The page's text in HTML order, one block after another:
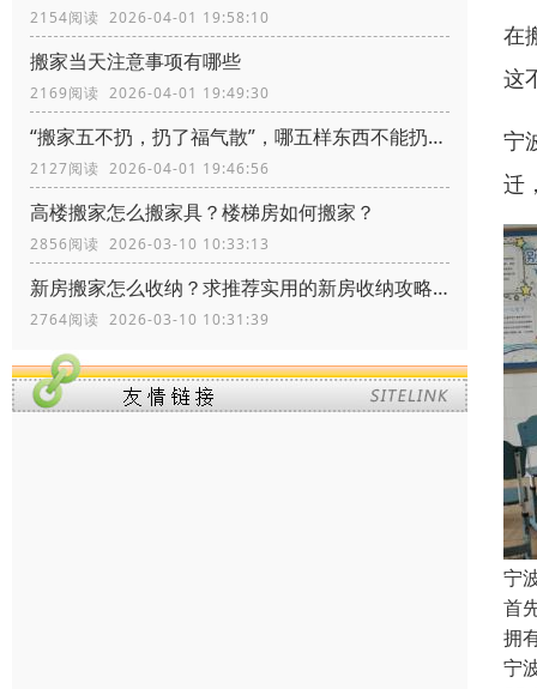
2154阅读 2026-04-01 19:58:10
搬家当天注意事项有哪些
2169阅读 2026-04-01 19:49:30
“搬家五不扔，扔了福气散”，哪五样东西不能扔？留着有什么价值
2127阅读 2026-04-01 19:46:56
高楼搬家怎么搬家具？楼梯房如何搬家？
2856阅读 2026-03-10 10:33:13
新房搬家怎么收纳？求推荐实用的新房收纳攻略！
2764阅读 2026-03-10 10:31:39
在
这
宁
迁
宁
首
拥
宁